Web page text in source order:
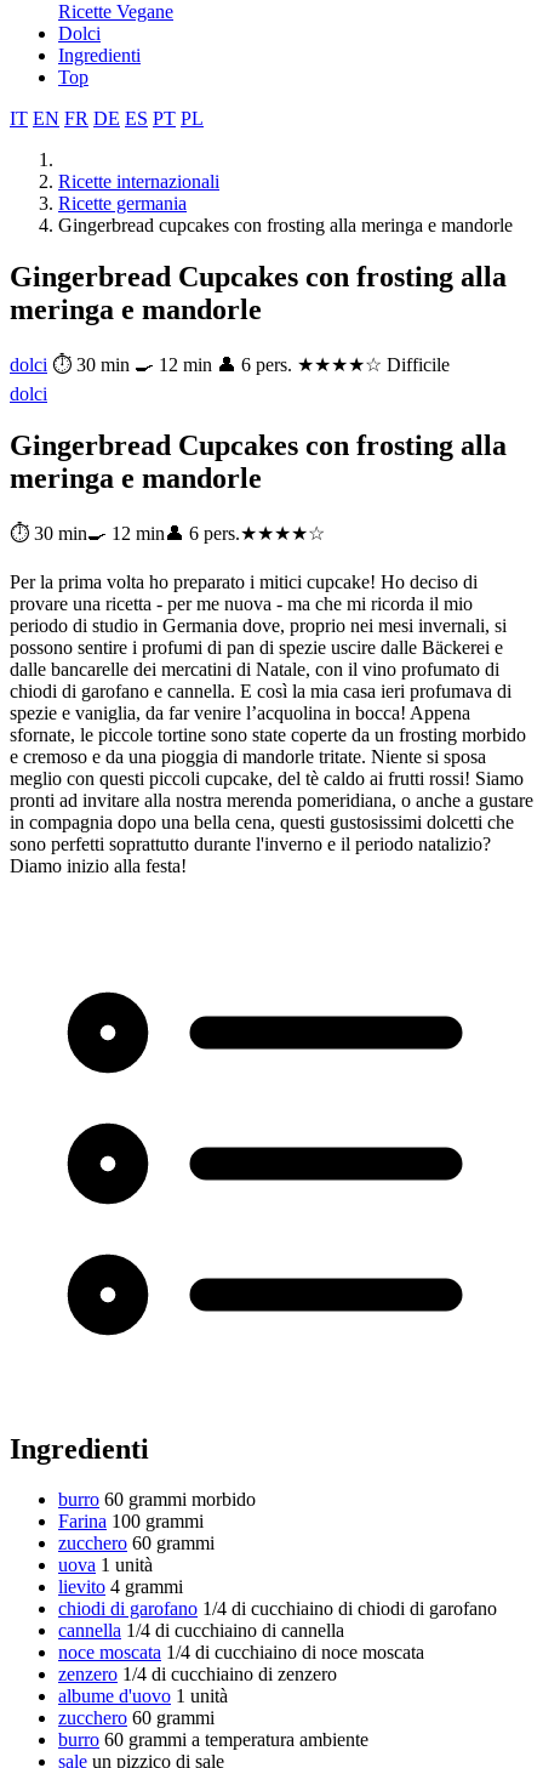
Ricette Vegane
Dolci
Ingredienti
Top
IT EN FR DE ES PT PL
Ricette internazionali
Ricette germania
Gingerbread cupcakes con frosting alla meringa e mandorle
Gingerbread Cupcakes con frosting alla
meringa e mandorle
dolci ⏱ 30 min 🍳 12 min 👤 6 pers. ★★★★☆ Difficile
dolci
Gingerbread Cupcakes con frosting alla
meringa e mandorle
⏱ 30 min🍳 12 min👤 6 pers.★★★★☆
Per la prima volta ho preparato i mitici cupcake! Ho deciso di
provare una ricetta - per me nuova - ma che mi ricorda il mio
periodo di studio in Germania dove, proprio nei mesi invernali, si
possono sentire i profumi di pan di spezie uscire dalle Bäckerei e
dalle bancarelle dei mercatini di Natale, con il vino profumato di
chiodi di garofano e cannella. E così la mia casa ieri profumava di
spezie e vaniglia, da far venire l’acquolina in bocca! Appena
sfornate, le piccole tortine sono state coperte da un frosting morbido
e cremoso e da una pioggia di mandorle tritate. Niente si sposa
meglio con questi piccoli cupcake, del tè caldo ai frutti rossi! Siamo
pronti ad invitare alla nostra merenda pomeridiana, o anche a gustare
in compagnia dopo una bella cena, questi gustosissimi dolcetti che
sono perfetti soprattutto durante l'inverno e il periodo natalizio?
Diamo inizio alla festa!
Ingredienti
burro 60 grammi morbido
Farina 100 grammi
zucchero 60 grammi
uova 1 unità
lievito 4 grammi
chiodi di garofano 1/4 di cucchiaino di chiodi di garofano
cannella 1/4 di cucchiaino di cannella
noce moscata 1/4 di cucchiaino di noce moscata
zenzero 1/4 di cucchiaino di zenzero
albume d'uovo 1 unità
zucchero 60 grammi
burro 60 grammi a temperatura ambiente
sale un pizzico di sale